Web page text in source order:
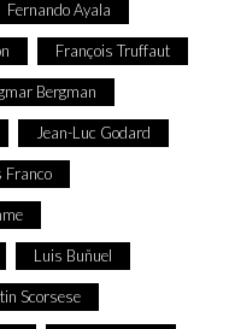
Fernando Ayala
François Truffaut
Bergman
Jean-Luc Godard
Franco
Luis Buñuel
Scorsese